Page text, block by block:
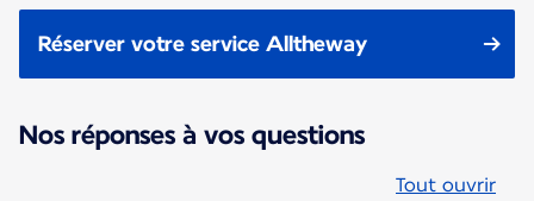
Réserver votre service Alltheway
Nos réponses à vos questions
Tout ouvrir